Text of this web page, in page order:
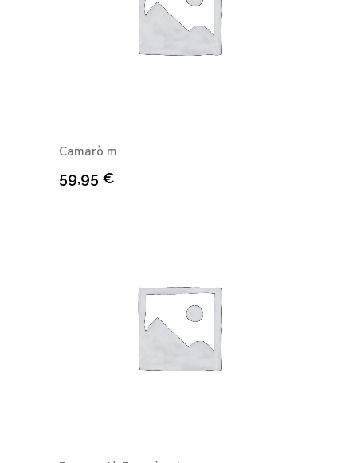
Camarò m
59,95 €